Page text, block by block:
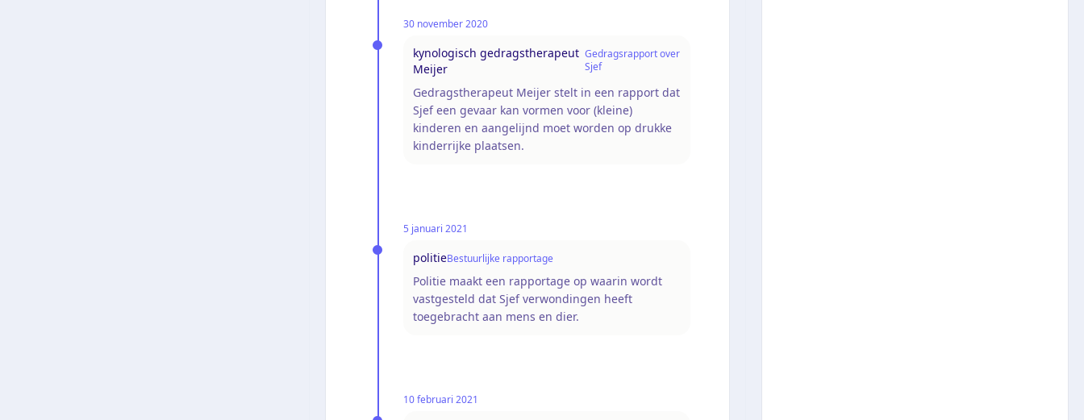
30 november 2020
kynologisch gedragstherapeut
Meijer
Gedragsrapport over
Sjef
Gedragstherapeut Meijer stelt in een rapport dat
Sjef een gevaar kan vormen voor (kleine)
kinderen en aangelijnd moet worden op drukke
kinderrijke plaatsen.
5 januari 2021
politieBestuurlijke rapportage
Politie maakt een rapportage op waarin wordt
vastgesteld dat Sjef verwondingen heeft
toegebracht aan mens en dier.
10 februari 2021